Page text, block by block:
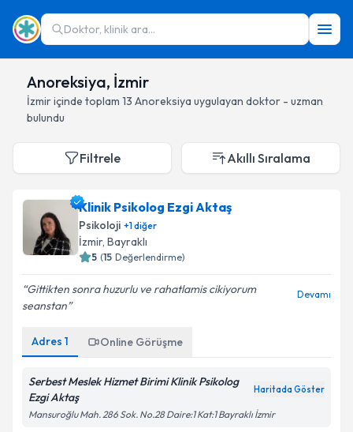
Doktor, klinik ara...
Anoreksiya, İzmir
İzmiriçinde toplam 13 Anoreksiya uygulayan doktor - uzman
bulundu
Filtrele Akıllı Sıralama
Klinik Psikolog Ezgi Aktaş
Psikoloji +1diğer
İzmir, Bayraklı
5 (15 Değerlendirme)
Gittikten sonra huzurlu ve rahatlamis cikiyorum
seanstan
Devamı
Adres 1 Online Görüşme
Serbest Meslek Hizmet Birimi Klinik Psikolog
Ezgi Aktaş
Haritada Göster
Mansuroğlu Mah. 286 Sok. No.28 Daire:1 Kat:1 Bayraklı İzmir